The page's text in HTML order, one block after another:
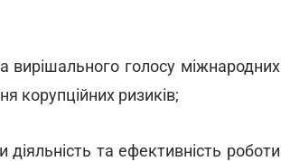
вирішального голосу міжнародних
корупційних ризиків;
діяльність та ефективність роботи